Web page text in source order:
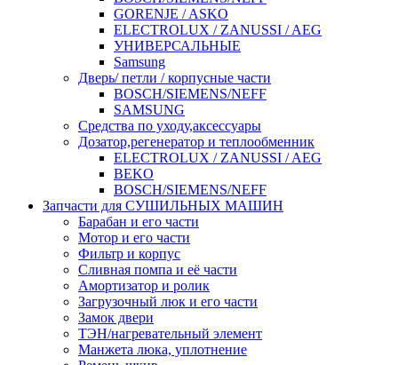
GORENJE / ASKO
ELECTROLUX / ZANUSSI / AEG
УНИВЕРСАЛЬНЫЕ
Samsung
Дверь/ петли / корпусные части
BOSCH/SIEMENS/NEFF
SAMSUNG
Средства по уходу,аксессуары
Дозатор,регенератор и теплообменник
ELECTROLUX / ZANUSSI / AEG
BEKO
BOSCH/SIEMENS/NEFF
Запчасти для СУШИЛЬНЫХ МАШИН
Барабан и его части
Мотор и его части
Фильтр и корпус
Сливная помпа и её части
Амортизатор и ролик
Загрузочный люк и его части
Замок двери
ТЭН/нагревательный элемент
Манжета люка, уплотнение